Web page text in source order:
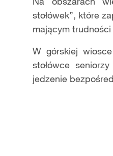
stołówek”, które
mającym
W górskiej
stołówce
jedzenie